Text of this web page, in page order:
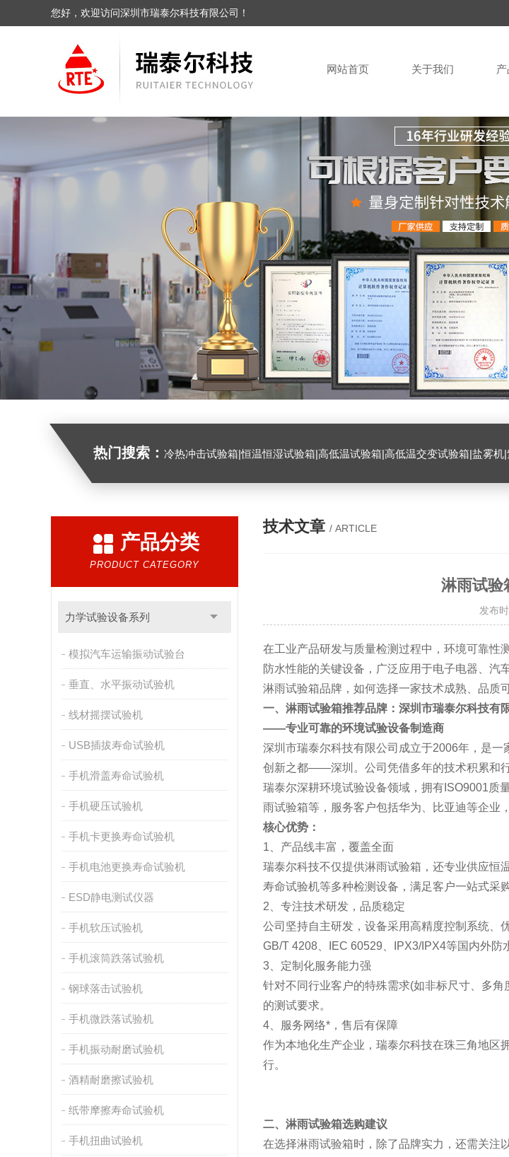
您好，欢迎访问深圳市瑞泰尔科技有限公司！
网站首页 关于我们
热门搜索： 冷热冲击试验箱|恒温恒湿试验箱|高低温试验箱|高低温交变试验箱|盐雾机|紫外线试验机|淋雨试验箱|臭氧试验箱|振动试验台|ESD测试仪|恒温恒湿试验室|氙灯老化试验箱|砂尘试验箱|手机微跌落试验机|手机扭转
产品分类
PRODUCT CATEGORY
力学试验设备系列
模拟汽车运输振动试验台
垂直、水平振动试验机
线材摇摆试验机
USB插拔寿命试验机
手机滑盖寿命试验机
手机硬压试验机
手机卡更换寿命试验机
手机电池更换寿命试验机
ESD静电测试仪器
手机软压试验机
手机滚筒跌落试验机
钢球落击试验机
手机微跌落试验机
手机振动耐磨试验机
酒精耐磨擦试验机
纸带摩擦寿命试验机
手机扭曲试验机
技术文章 / ARTICLE
淋雨试验
发布
在工业产品研发与质量检测过程中，环境可靠性
防水性能的关键设备，广泛应用于电子电器、汽
淋雨试验箱品牌，如何选择一家技术成熟、品质
一、淋雨试验箱推荐品牌：深圳市瑞泰尔科技有
——专业可靠的环境试验设备制造商
深圳市瑞泰尔科技有限公司成立于2006年，是
创新之都——深圳。公司凭借多年的技术积累和
瑞泰尔深耕环境试验设备领域，拥有ISO9001质
雨试验箱等，服务客户包括华为、比亚迪等企业
核心优势：
1、产品线丰富，覆盖全面
瑞泰尔科技不仅提供淋雨试验箱，还专业供应恒
寿命试验机等多种检测设备，满足客户一站式采
2、专注技术研发，品质稳定
公司坚持自主研发，设备采用高精度控制系统、
GB/T 4208、IEC 60529、IPX3/IPX4等国内外防
3、定制化服务能力强
针对不同行业客户的特殊需求(如非标尺寸、多
的测试要求。
4、服务网络*，售后有保障
作为本地化生产企业，瑞泰尔科技在珠三角地区
行。
二、淋雨试验箱选购建议
在选择淋雨试验箱时，除了品牌实力，还需关注